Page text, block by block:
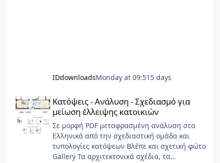
IDdownloadsMonday at 09:51 5 days
Κατόψεις - Ανάλυση - Σχεδιασμό για μείωση έλλειψης
Κατόψεις - Ανάλυση - Σχεδιασμό για
μείωση έλλειψης κατοικιών
Σε μορφή PDF μεταφρασμένη ανάλυση στα
Ελληνικά από την σχεδιαστική ομάδα και
τυπολογίες κατόψεων Βλέπε και σχετική φώτο
Gallery Τα αρχιτεκτονικά σχέδια, τα